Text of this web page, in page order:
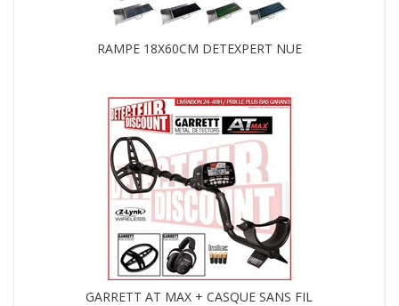
RAMPE 18X60CM DETEXPERT NUE
GARRETT AT MAX + CASQUE SANS FIL